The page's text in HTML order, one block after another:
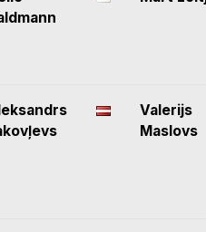
Valerijs
Maslovs